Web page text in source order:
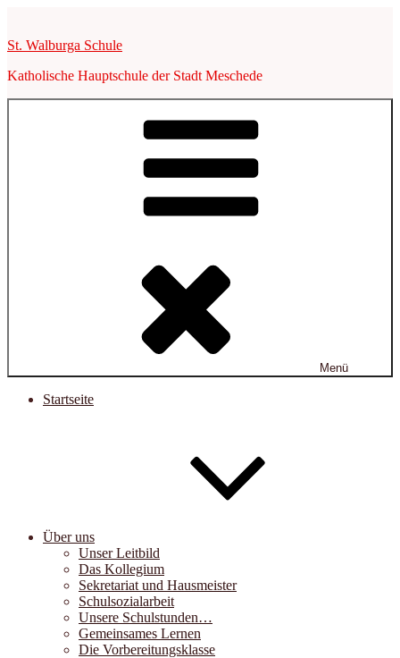
springen
St. Walburga Schule
Katholische Hauptschule der Stadt Meschede
Menü
Startseite
Über uns
Unser Leitbild
Das Kollegium
Sekretariat und Hausmeister
Schulsozialarbeit
Unsere Schulstunden…
Gemeinsames Lernen
Die Vorbereitungsklasse